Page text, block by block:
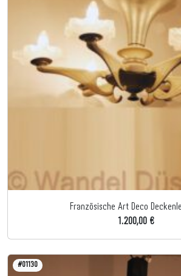
Französische Art Deco
1.200,00 €
#01130